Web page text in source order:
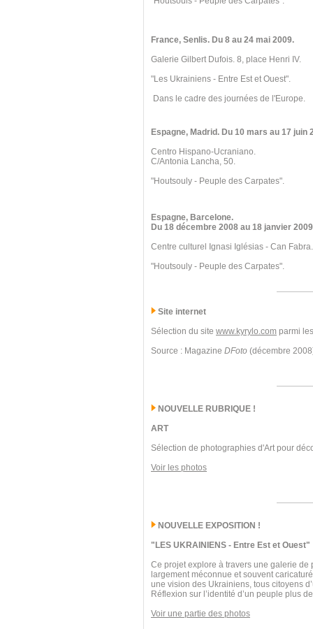
France, Senlis. Du 8 au 24 mai 2009.
Galerie Gilbert Dufois. 8, place Henri IV.
"Les Ukrainiens - Entre Est et Ouest".
Dans le cadre des journées de l'Europe.
Espagne, Madrid. Du 10 mars au 17 juin
Centro Hispano-Ucraniano.
C/Antonia Lancha, 50.
"Houtsouly - Peuple des Carpates".
Espagne, Barcelone.
Du 18 décembre 2008 au 18 janvier
Centre culturel Ignasi Iglésias - Can Fabra.
"Houtsouly - Peuple des Carpates".
Site internet
Sélection du site www.kyrylo.com parmi
Source : Magazine DFoto (décembre
NOUVELLE RUBRIQUE !
ART
Sélection de photographies d'Art pour
Voir les photos
NOUVELLE EXPOSITION !
"LES UKRAINIENS - Entre Est et Ouest"
Ce projet explore à travers une galerie de
largement méconnue et souvent
une vision des Ukrainiens, tous citoyens
Réflexion sur l’identité d’un peuple plus
Voir une partie des photos